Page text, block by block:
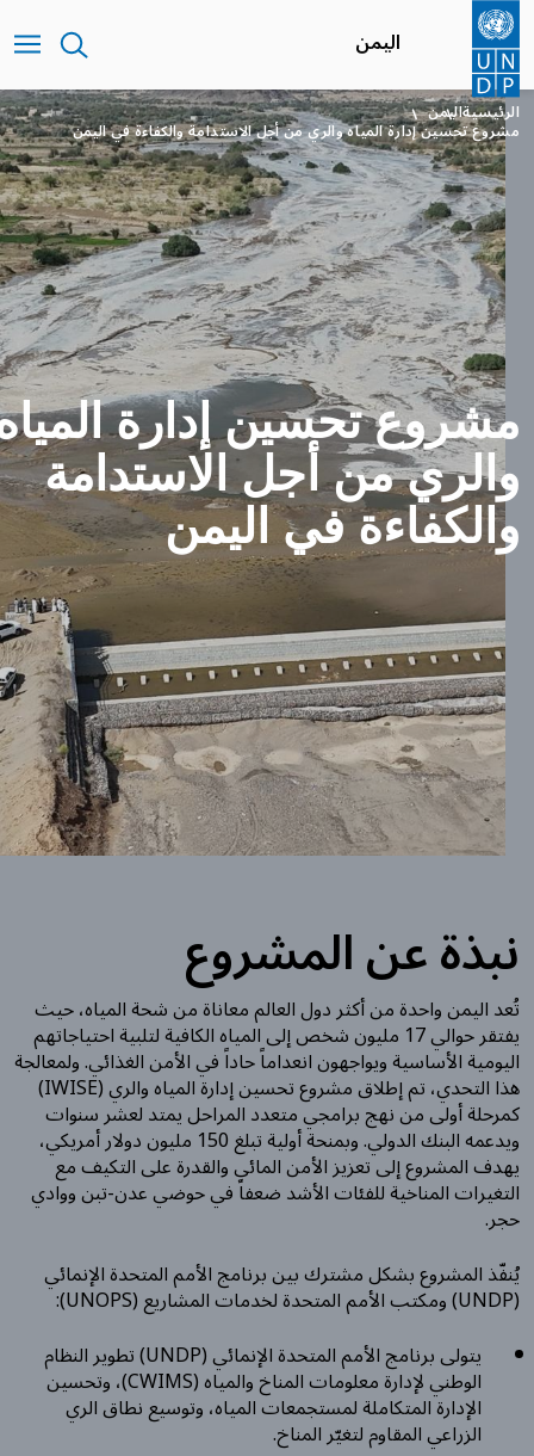
تجاوز
إلى
المحتوى
الرئيسي
اليمن
الرئيسيةاليمن
مشروع تحسين إدارة المياه والري من أجل الاستدامة والكفاءة في اليمن
مشروع تحسين إدارة
والري من أجل الاستدامة
والكفاءة في اليمن
نبذة عن المشروع
تُعد اليمن واحدة من أكثر دول العالم معاناة من شحة المياه، حيث
يفتقر حوالي 17 مليون شخص إلى المياه الكافية لتلبية احتياجاتهم
اليومية الأساسية ويواجهون انعداماً حاداً في الأمن الغذائي. ولمعالجة
هذا التحدي، تم إطلاق مشروع تحسين إدارة المياه والري (IWISE)
كمرحلة أولى من نهج برامجي متعدد المراحل يمتد لعشر سنوات
ويدعمه البنك الدولي. وبمنحة أولية تبلغ 150 مليون دولار أمريكي،
يهدف المشروع إلى تعزيز الأمن المائي والقدرة على التكيف مع
التغيرات المناخية للفئات الأشد ضعفاً في حوضي عدن-تبن ووادي
حجر.
يُنفّذ المشروع بشكل مشترك بين برنامج الأمم المتحدة الإنمائي
(UNDP) ومكتب الأمم المتحدة لخدمات المشاريع (UNOPS):
يتولى برنامج الأمم المتحدة الإنمائي (UNDP) تطوير النظام
الوطني لإدارة معلومات المناخ والمياه (CWIMS)، وتحسين
الإدارة المتكاملة لمستجمعات المياه، وتوسيع نطاق الري
الزراعي المقاوم لتغيّر المناخ.